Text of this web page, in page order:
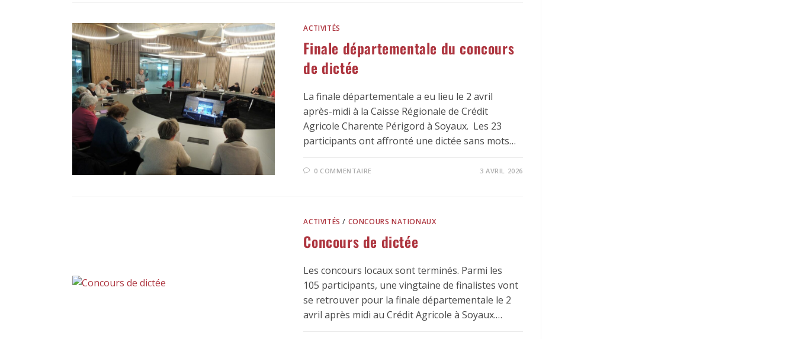
ACTIVITÉS
Finale départementale du concours
de dictée
La finale départementale a eu lieu le 2 avril
après-midi à la Caisse Régionale de Crédit
Agricole Charente Périgord à Soyaux. Les 23
participants ont affronté une dictée sans mots…
0 COMMENTAIRE 3 AVRIL 2026
ACTIVITÉS / CONCOURS NATIONAUX
Concours de dictée
Les concours locaux sont terminés. Parmi les
105 participants, une vingtaine de finalistes vont
se retrouver pour la finale départementale le 2
avril après midi au Crédit Agricole à Soyaux.…